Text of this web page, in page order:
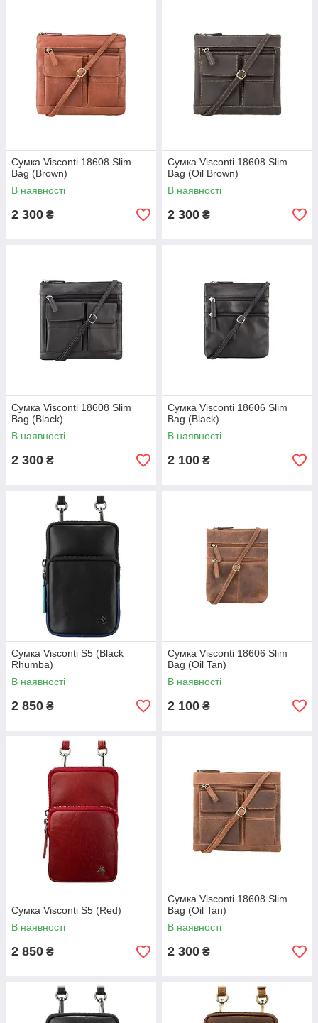
Сумка Visconti 18608 Slim
Bag (Brown)
В наявності
2 300 ₴
Сумка Visconti 18608 Slim
Bag (Oil Brown)
В наявності
2 300 ₴
Сумка Visconti 18608 Slim
Bag (Black)
В наявності
2 300 ₴
Сумка Visconti 18606 Slim
Bag (Black)
В наявності
2 100 ₴
Сумка Visconti S5 (Black
Rhumba)
В наявності
2 850 ₴
Сумка Visconti 18606 Slim
Bag (Oil Tan)
В наявності
2 100 ₴
Сумка Visconti S5 (Red)
В наявності
2 850 ₴
Сумка Visconti 18608 Slim
Bag (Oil Tan)
В наявності
2 300 ₴